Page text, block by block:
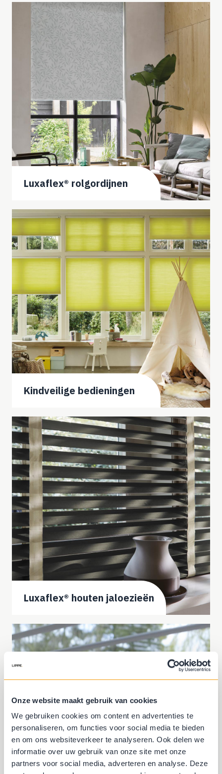
Onze website maakt gebruik van cookies
We gebruiken cookies om content en advertenties te
personaliseren, om functies voor social media te bieden
en om ons websiteverkeer te analyseren. Ook delen we
informatie over uw gebruik van onze site met onze
partners voor social media, adverteren en analyse. Deze
Luxaflex® rolgordijnen
Kindveilige bedieningen
Luxaflex® houten jaloezieën